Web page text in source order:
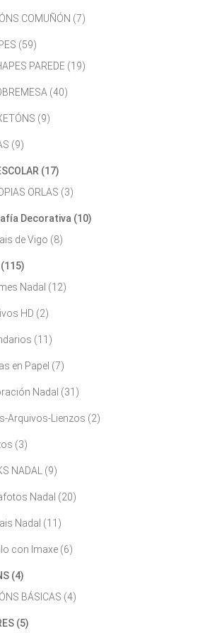
COMUÑÓN (7)
(59)
PAREDE (19)
(40)
(9)
(9)
(17)
ORLAS (3)
Decorativa (10)
de Vigo (8)
(115)
Nadal (12)
HD (2)
(11)
en Papel (7)
Nadal (31)
Arquivos-Lienzos (2)
(3)
NADAL (9)
Nadal (20)
Nadal (11)
con Imaxe (6)
(4)
BÁSICAS (4)
(5)